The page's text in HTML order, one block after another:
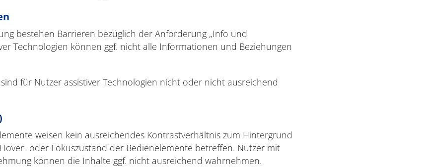
bestehen Barrieren bezüglich der Anforderung „Info und
Technologien können ggf. nicht alle Informationen und Beziehungen
für Nutzer assistiver Technologien nicht oder nicht ausreichend
weisen kein ausreichendes Kontrastverhältnis zum Hintergrund
oder Fokuszustand der Bedienelemente betreffen. Nutzer mit
können die Inhalte ggf. nicht ausreichend wahrnehmen.